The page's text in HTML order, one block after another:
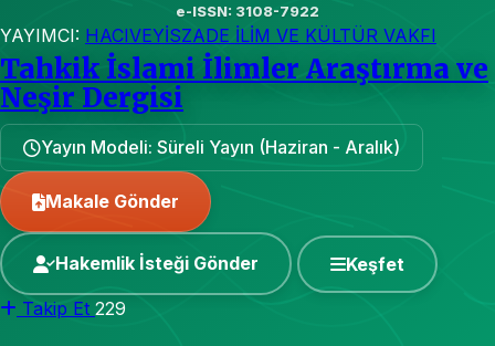
e-ISSN: 3108-7922
YAYIMCI: HACIVEYİSZADE İLİM VE KÜLTÜR VAKFI
Tahkik İslami İlimler Araştırma ve
Neşir Dergisi
Yayın Modeli: Süreli Yayın (Haziran - Aralık)
Makale Gönder
Hakemlik İsteği Gönder Keşfet
Takip Et 229